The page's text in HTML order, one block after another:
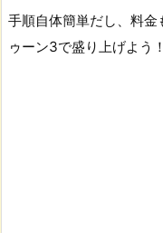
手順自体簡単だし、料金
ゥーン3で盛り上げよう！